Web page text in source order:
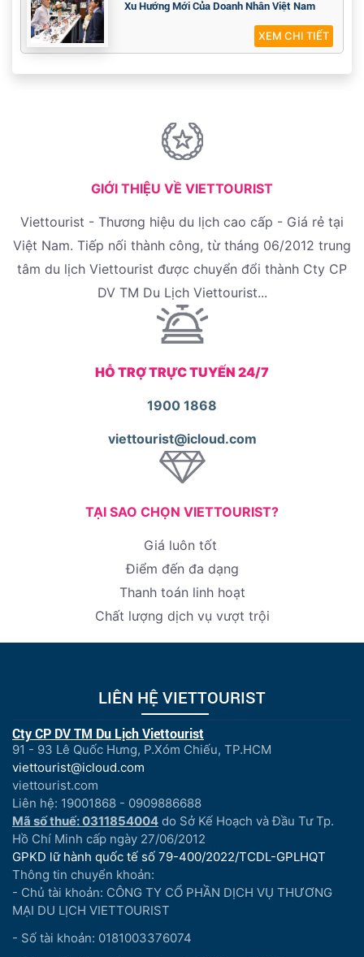
Xu Hướng Mới Của Doanh Nhân Việt Nam
XEM CHI TIẾT
GIỚI THIỆU VỀ VIETTOURIST
Viettourist - Thương hiệu du lịch cao cấp - Giá rẻ tại
Việt Nam. Tiếp nối thành công, từ tháng 06/2012 trung
tâm du lịch Viettourist được chuyển đổi thành Cty CP
DV TM Du Lịch Viettourist...
HỖ TRỢ TRỰC TUYẾN 24/7
1900 1868
viettourist@icloud.com
TẠI SAO CHỌN VIETTOURIST?
Giá luôn tốt
Điểm đến đa dạng
Thanh toán linh hoạt
Chất lượng dịch vụ vượt trội
LIÊN HỆ VIETTOURIST
Cty CP DV TM Du Lịch Viettourist
91 - 93 Lê Quốc Hưng, P.Xóm Chiếu, TP.HCM
viettourist@icloud.com
viettourist.com
Liên hệ: 19001868 - 0909886688
Mã số thuế: 0311854004 do Sở Kế Hoạch và Đầu Tư Tp.
Hồ Chí Minh cấp ngày 27/06/2012
GPKD lữ hành quốc tế số 79-400/2022/TCDL-GPLHQT
Thông tin chuyển khoản:
- Chủ tài khoản: CÔNG TY CỔ PHẦN DỊCH VỤ THƯƠNG
MẠI DU LỊCH VIETTOURIST
- Số tài khoản: 0181003376074